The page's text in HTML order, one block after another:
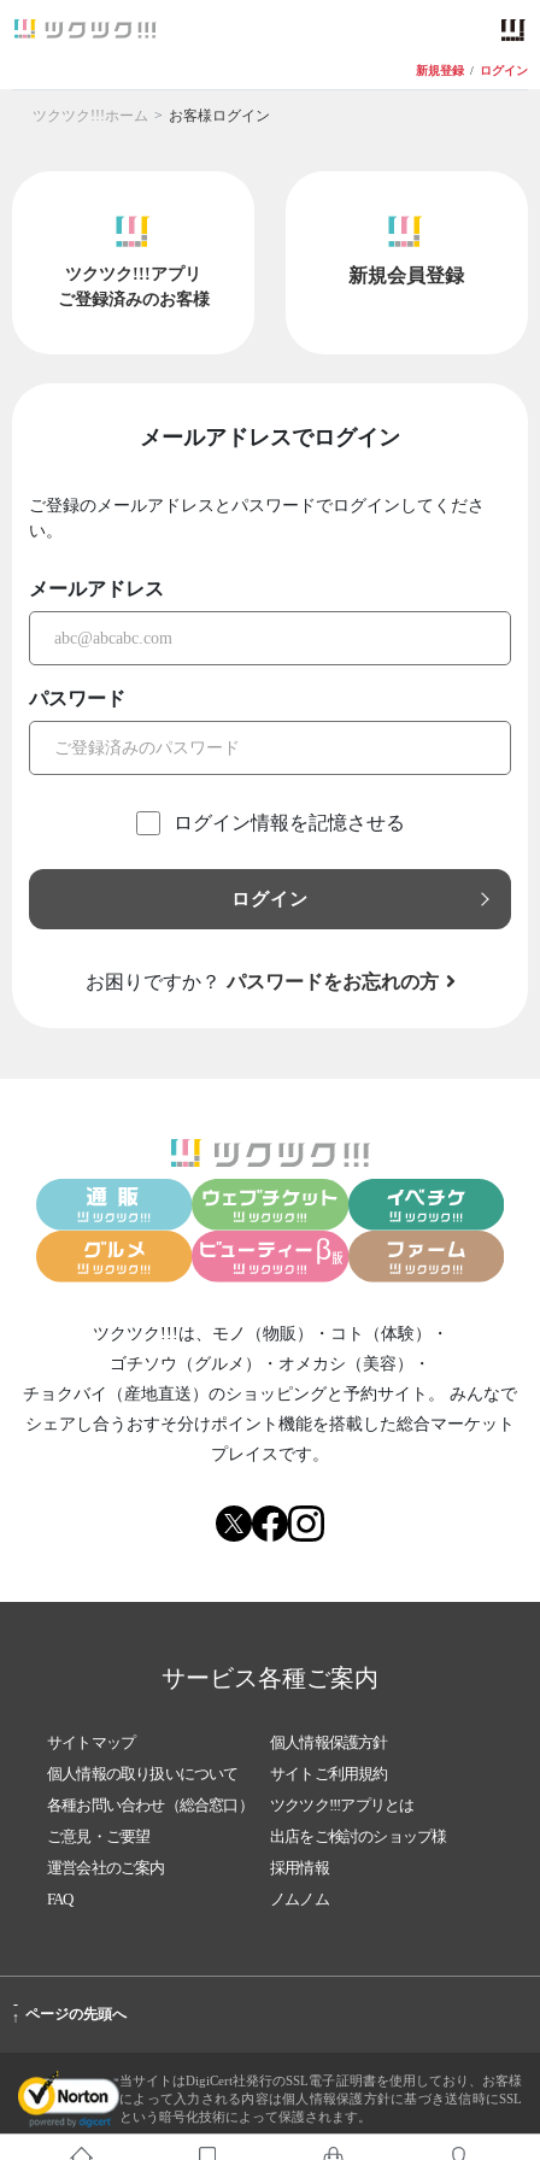
新規登録 / ログイン
ツクツク!!!ホーム お客様ログイン
ツクツク!!!アプリ
ご登録済みのお客様
新規会員登録
メールアドレスでログイン
ご登録のメールアドレスとパスワードでログインしてくださ
い。
メールアドレス
パスワード
ログイン情報を記憶させる
ログイン
お困りですか？ パスワードをお忘れの方
ツクツク!!!は、 モノ（物販） ・ コト（体験）
・
ゴチソウ（グルメ）
・ オメカシ（美容）
・
チョクバイ（産地直送） のショッピングと予約サイト。
みんなで
シェアし合う おすそ分けポイント機能を搭載した総合マーケット
プレイスです。
サービス各種ご案内
サイトマップ
個人情報保護方針
個人情報の取り扱いについて
サイトご利用規約
各種お問い合わせ（総合窓口）
ツクツク!!!アプリとは
ご意見・ご要望
出店をご検討のショップ様
運営会社のご案内
採用情報
FAQ
ノムノム
-
↑ ページの先頭へ
当サイトはDigiCert社発行のSSL電子証明書を使用しており、お客様
によって入力される内容は個人情報保護方針に基づき送信時にSSL
という暗号化技術によって保護されます。